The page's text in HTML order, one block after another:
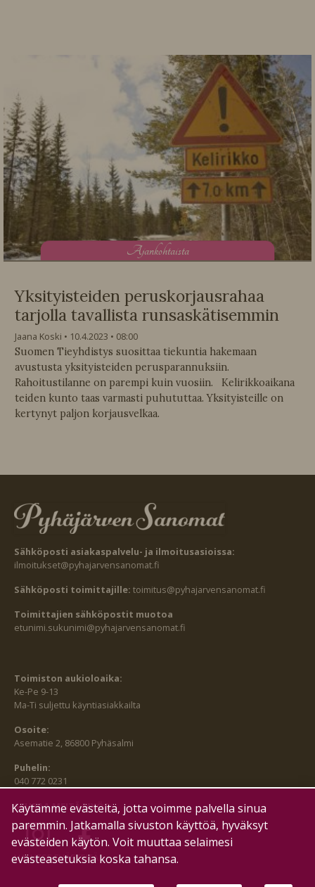
Ajankohtaista
Yksityisteiden peruskorjausrahaa
tarjolla tavallista runsaskätisemmin
Jaana Koski 10.4.2023
08:00
Suomen Tieyhdistys suosittaa tiekuntia hakemaan
avustusta yksityisteiden perusparannuksiin.
Rahoitustilanne on parempi kuin vuosiin. Kelirikkoaikana
teiden kunto taas varmasti puhututtaa. Yksityisteille on
kertynyt paljon korjausvelkaa.
Sähköposti asiakaspalvelu- ja ilmoitusasioissa:
ilmoitukset@pyhajarvensanomat.fi
Sähköposti toimittajille: toimitus@pyhajarvensanomat.fi
Toimittajien sähköpostit muotoa
etunimi.sukunimi@pyhajarvensanomat.fi
Toimiston aukioloaika:
Ke-Pe 9-13
Ma-Ti suljettu käyntiasiakkailta
Osoite:
Asematie 2, 86800 Pyhäsalmi
Puhelin:
040 772 0231
SEURAA MEITÄ MYÖS:
HALLITSE EVÄSTEITÄ
Käytämme evästeitä, jotta voimme palvella sinua
paremmin. Jatkamalla sivuston käyttöä, hyväksyt
evästeiden käytön. Voit muuttaa selaimesi
evästeasetuksia koska tahansa.